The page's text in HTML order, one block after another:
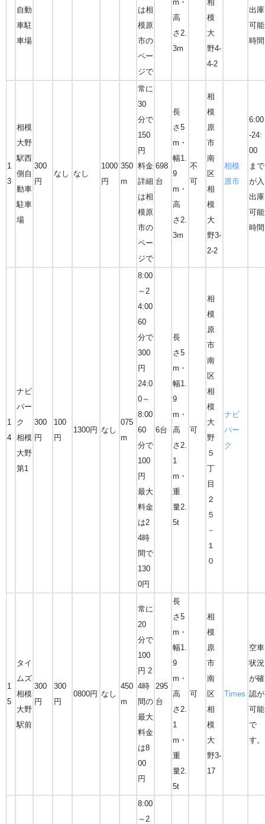
自動
車駐
車場
は相
模原
市の
ペー
ジで
m・
高
さ2.
3m
相
模
大
野4-
4-2
出庫
可能
時間
1
3
相模
大野
駅西
側自
動車
駐車
場
300
円
なし なし
1000
円
350
m
常に
30
分で
150
円
料金
詳細
は相
模原
市の
ペー
ジで
698
台
長
さ5
m・
幅1.
9
m・
高
さ2.
3m
不
可
相
模
原
市
南
区
相
模
大
野3-
2-2
相模
原市
6:00
-24:
00
まで
が入
出庫
可能
時間
1
4
ナビ
パー
ク
相模
大野
第1
300
円
100
円
1300円 なし
075
m
8:00
～2
4:00
60
分で
300
円
24:0
0～
8:00
60
分で
100
円
最大
料金
は2
4時
間で
130
0円
6台
長
さ5
m・
幅1.
9
m・
高
さ2.
1
m・
重
量2.
5t
可
相
模
原
市
南
区
相
模
大
野
５
丁
目
２
５
－
１
０
ナビ
パー
ク
1
5
タイ
ムズ
相模
大野
駅前
300
円
300
円
0800円 なし
450
m
常に
20
分で
100
円 2
4時
間の
最大
料金
は8
00
円
295
台
長
さ5
m・
幅1.
9
m・
高
さ2.
1
m・
重
量2.
5t
可
相
模
原
市
南
区
相
模
大
野3-
17
Times
空車
状況
が確
認が
可能
で
す。
8:00
～2